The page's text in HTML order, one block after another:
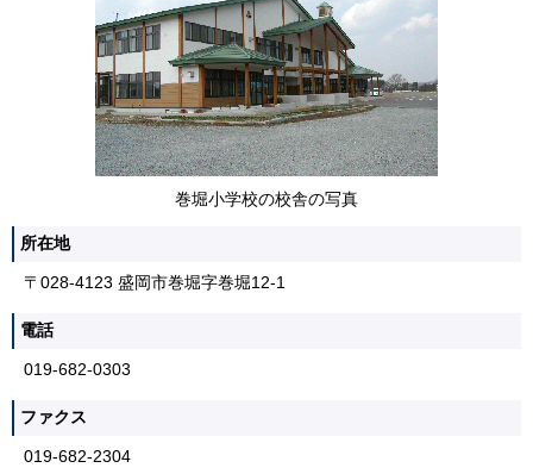
巻堀小学校の校舎の写真
所在地
〒028-4123 盛岡市巻堀字巻堀12-1
電話
019-682-0303
ファクス
019-682-2304